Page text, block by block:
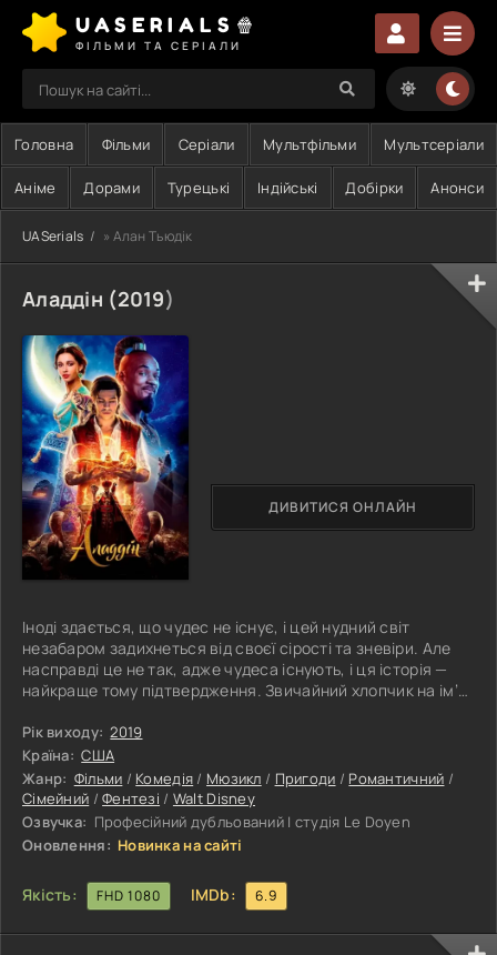
UASERIALS🍿
ФІЛЬМИ ТА СЕРІАЛИ
Головна Фільми Серіали Мультфільми Мультсеріали
Аніме Дорами Турецькі Індійські Добірки Анонси
UASerials » Алан Тьюдік
Аладдін (2019)
Іноді здається, що чудес не існує, і цей нудний світ
незабаром задихнеться від своєї сірості та зневіри. Але
насправді це не так, адже чудеса існують, і ця історія —
найкраще тому підтвердження. Звичайний хлопчик на ім’я
непередбачуваних вулицях Багдада. Герой від природи
наділений такими якостями, як кмітливість і спритність,
які допомагають йому виживати в непрості часи. Хлопець
має свої погляди на життя, але навіть не уявляє, наскільки
дивовижним
Рік виходу: 2019
Країна: США
Жанр: Фільми / Комедія / Мюзикл / Пригоди / Романтичний /
Сімейний /Фентезі / Walt Disney
Озвучка: Професійний дубльований | студія Le Doyen
Оновлення: Новинка на сайті
Якість: FHD 1080 IMDb: 6.9
ДИВИТИСЯ ОНЛАЙН